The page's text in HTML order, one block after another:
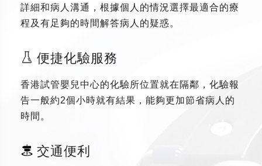
詳細和病人溝通，根據個人的情況選擇最適合的療
程及有足夠的時間解答病人的疑惑。
便捷化驗服務
香港試管嬰兒中心的化驗所位置就在隔鄰，化驗報
告一般約2個小時就有結果，能夠更加節省病人的
時間。
交通便利